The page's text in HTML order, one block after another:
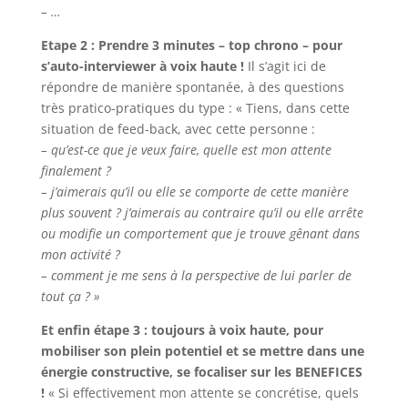
– …
Etape 2 : Prendre 3 minutes – top chrono – pour
s’auto-interviewer à voix haute !Il s’agit ici de
répondre de manière spontanée, à des questions
très pratico-pratiques du type : « Tiens, dans cette
situation de feed-back, avec cette personne :
– qu’est-ce que je veux faire, quelle est mon attente
finalement ?
– j’aimerais qu’il ou elle se comporte de cette manière
plus souvent ? j’aimerais au contraire qu’il ou elle arrête
ou modifie un comportement que je trouve gênant dans
mon activité ?
– comment je me sens à la perspective de lui parler de
tout ça ? »
Et enfin étape 3 : toujours à voix haute, pour
mobiliser son plein potentiel et se mettre dans une
énergie constructive, se focaliser sur les BENEFICES
!« Si effectivement mon attente se concrétise, quels